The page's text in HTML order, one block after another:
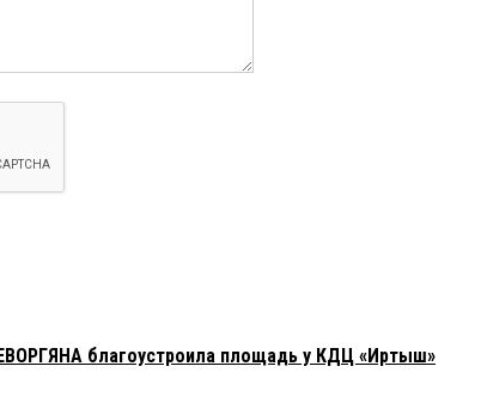
город убирать! двигаться! (им точно полезно.
принимают!
убирать мусор после стрижки кустарников и
благоустроила площадь у КДЦ «Иртыш»